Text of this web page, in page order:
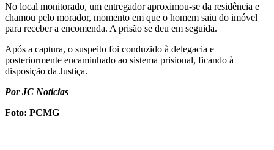
No local monitorado, um entregador aproximou-se da residência e
chamou pelo morador, momento em que o homem saiu do imóvel
para receber a encomenda. A prisão se deu em seguida.
Após a captura, o suspeito foi conduzido à delegacia e
posteriormente encaminhado ao sistema prisional, ficando à
disposição da Justiça.
Por JC Notícias
Foto: PCMG